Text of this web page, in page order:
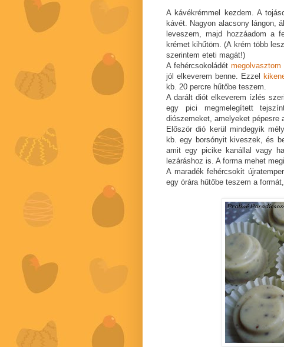
A kávékrémmel kezdem. A
kávét. Nagyon alacsony lángon,
leveszem, majd hozzáadom a
krémet kihűtöm. (A krém több
szerintem eteti magát!)
A fehércsokoládétmegolvasztom
jól elkeverem benne. Ezzel
kb. 20 percre hűtőbe teszem.
A darált diót elkeverem ízlés
egy pici megmelegített
diószemeket, amelyeket pépesre
Először dió kerül mindegyik
kb. egy borsónyit kiveszek, és
amit egy picike kanállal vagy
lezáráshoz is. A forma mehet
A maradék fehércsokit
egy órára hűtőbe teszem a